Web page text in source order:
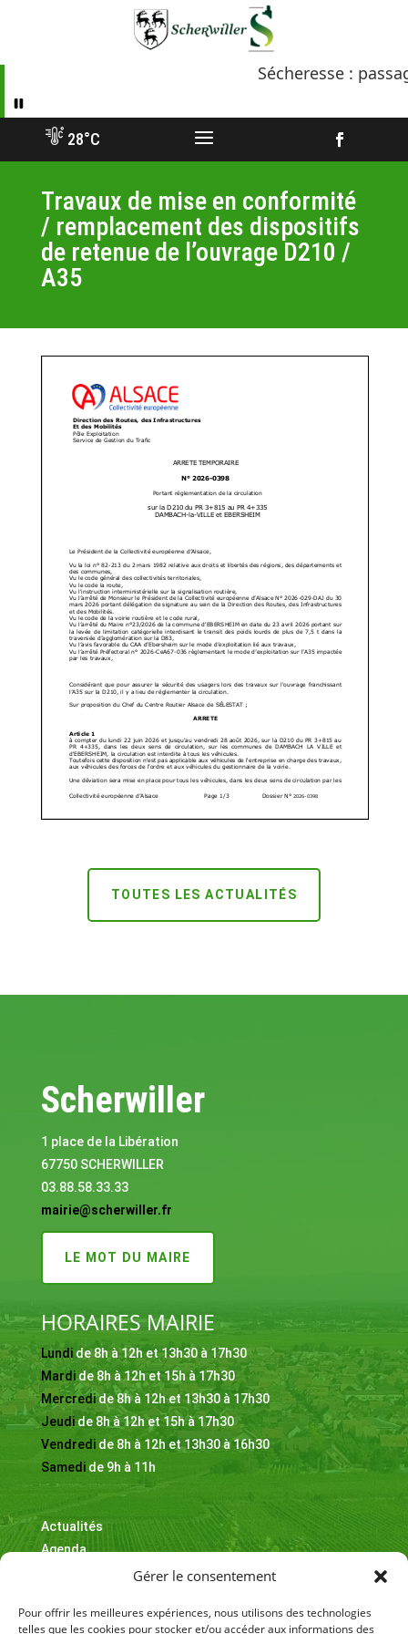
Gérer le consentement
Pour offrir les meilleures expériences, nous utilisons des technologies
telles que les cookies pour stocker et/ou accéder aux informations des
Sécheresse :
28°C
Facebook
Travaux de mise en conformité
/ remplacement des dispositifs
de retenue de l’ouvrage D210 /
A35
TOUTES LES ACTUALITÉS
Scherwiller
1 place de la Libération
67750 SCHERWILLER
03.88.58.33.33
mairie@scherwiller.fr
LE MOT DU MAIRE
HORAIRES MAIRIE
Lundide 8h à 12h et 13h30 à 17h30
Mardide 8h à 12h et 15h à 17h30
Mercredide 8h à 12h et 13h30 à 17h30
Jeudide 8h à 12h et 15h à 17h30
Vendredide 8h à 12h et 13h30 à 16h30
Samedide 9h à 11h
Actualités
Agenda
Informations & adresses utiles